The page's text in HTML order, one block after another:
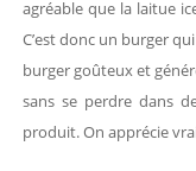
agréable que la laitue
C’est donc un burger
burger goûteux et
sans se perdre dans
produit. On apprécie